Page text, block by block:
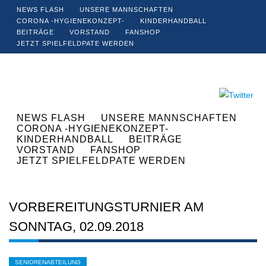
NEWS FLASH
UNSERE MANNSCHAFTEN
CORONA -HYGIENEKONZEPT-
KINDERHANDBALL
BEITRÄGE
VORSTAND
FANSHOP
JETZT SPIELFELDPATE WERDEN
NEWS FLASH
UNSERE MANNSCHAFTEN
CORONA -HYGIENEKONZEPT-
KINDERHANDBALL
BEITRÄGE
VORSTAND
FANSHOP
JETZT SPIELFELDPATE WERDEN
VORBEREITUNGSTURNIER AM
SONNTAG, 02.09.2018
SENIORENABTEILUNG